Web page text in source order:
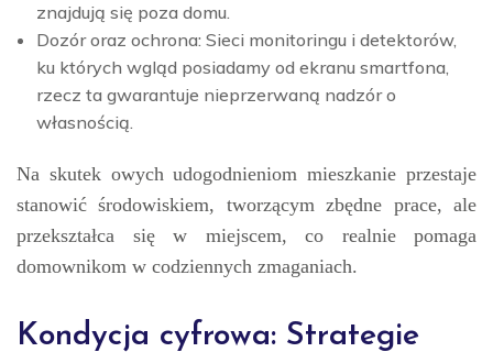
znajdują się poza domu.
Dozór oraz ochrona: Sieci monitoringu i detektorów,
ku których wgląd posiadamy od ekranu smartfona,
rzecz ta gwarantuje nieprzerwaną nadzór o
własnością.
Na skutek owych udogodnieniom mieszkanie przestaje
stanowić środowiskiem, tworzącym zbędne prace, ale
przekształca się w miejscem, co realnie pomaga
domownikom w codziennych zmaganiach.
Kondycja cyfrowa: Strategie